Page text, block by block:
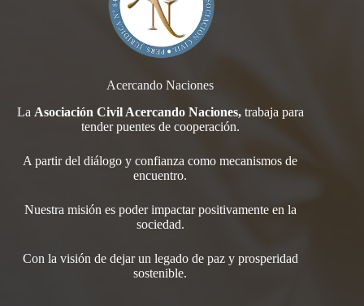
Acercando Naciones
La Asociación Civil Acercando Naciones,trabaja para
tenderpuentes de cooperación.
A partir del diálogo y confianza como mecanismos de
encuentro.
Nuestra misión es poder impactar positivamente en la
sociedad.
Con la visión de dejar un legado de paz y prosperidad
sostenible.